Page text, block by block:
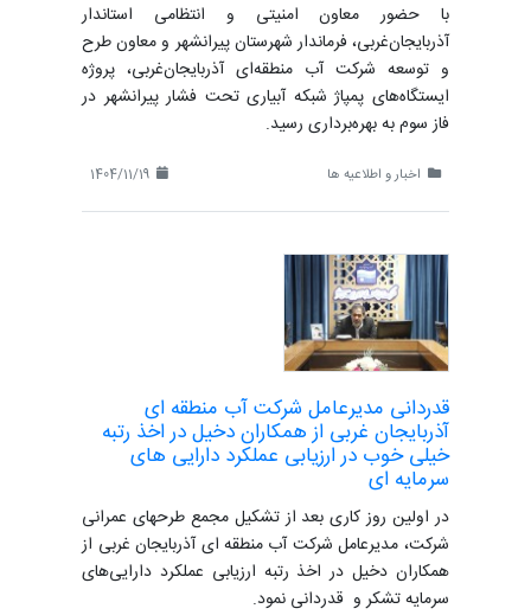
با حضور معاون امنیتی و انتظامی استاندار
آذربایجان‌غربی، فرماندار شهرستان پیرانشهر و معاون طرح
و توسعه شرکت آب منطقه‌ای آذربایجان‌غربی، پروژه
ایستگاه‌های پمپاژ شبکه آبیاری تحت فشار پیرانشهر در
فاز سوم به بهره‌برداری رسید.
اخبار و اطلاعیه ها
قدردانی مدیرعامل شرکت آب منطقه ای
آذربایجان غربی از همکاران دخیل در اخذ رتبه
خیلی خوب در ارزیابی عملکرد دارایی های
سرمایه ای
در اولین روز کاری بعد از تشکیل مجمع طرحهای عمرانی
شرکت، مدیرعامل شرکت آب منطقه ای آذربایجان غربی از
همکاران دخیل در اخذ رتبه ارزیابی عملکرد دارایی‌های
سرمایه تشکر و قدردانی نمود.